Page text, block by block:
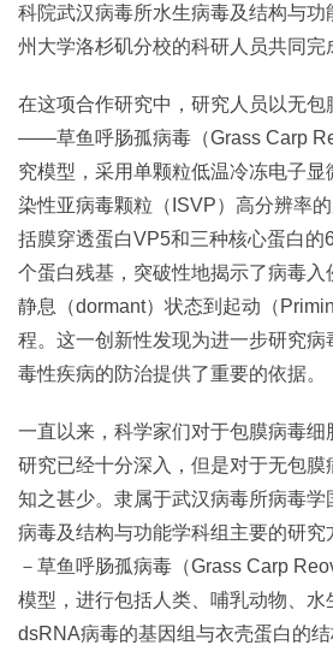
科院武汉病毒所水生病毒及结构与功
州大学洛杉矶分校的科研人员共同完
在这项合作研究中，研究人员以无
——草鱼呼肠孤病毒（Grass Carp
究模型，采用单颗粒低温冷冻电子
染性亚病毒颗粒（ISVP）高分辨率
括膜穿透蛋白VP5和三种核心蛋白的
个蛋白残基，突破性地揭示了病毒入
静息（dormant）状态到起动（
程。这一创新性发现为进一步研究病
毒性疾病的防治提供了重要的依据。
一直以来，科学家们对于包膜病毒细
研究已经十分深入，但是对于无包膜
知之甚少。隶属于武汉病毒所病毒学
病毒及结构与功能学科组主要的研
－草鱼呼肠孤病毒（Grass Carp
模型，进行包括人类、哺乳动物、水
dsRNA病毒的基因组与衣壳蛋白的结